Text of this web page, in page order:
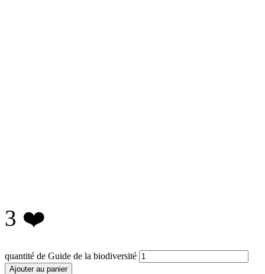
3 ❤️
quantité de Guide de la biodiversité
Ajouter au panier